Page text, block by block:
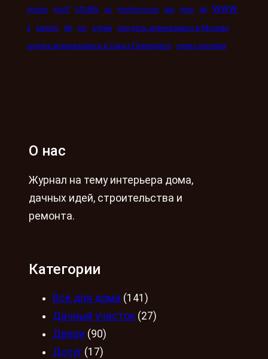
steam stolf studio su technorosst utp was wi www
x xiaomi xn xxi кухни
продать антиквариат в Москве
скупка антиквариата в Санкт-Петербурге сплит-система
О нас
Журнал на тему интерьера дома,
дачных идей, строительства и
ремонта.
Категории
Всё для дома (141)
Дачный участок (27)
Двери (90)
Досуг (17)